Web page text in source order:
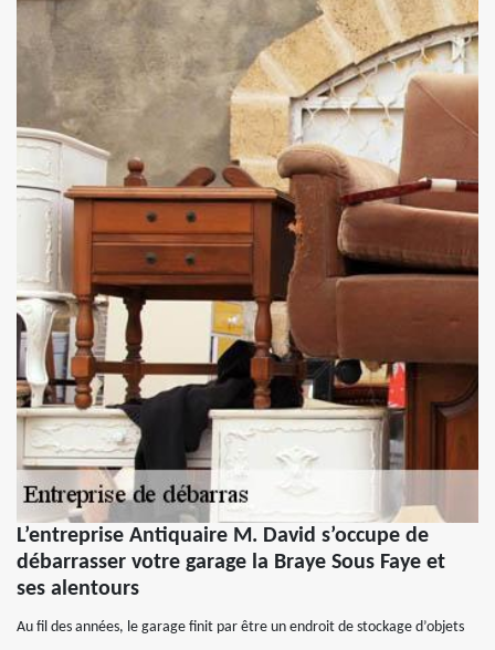
L’entreprise Antiquaire M. David s’occupe de
débarrasser votre garage la Braye Sous Faye et
ses alentours
Au fil des années, le garage finit par être un endroit de stockage d’objets